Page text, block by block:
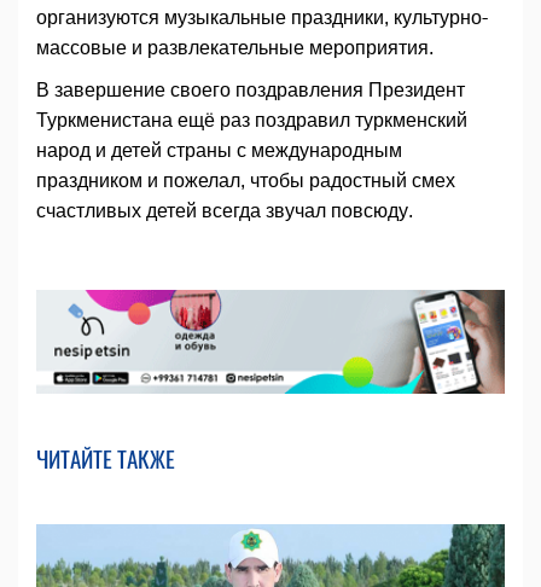
организуются музыкальные праздники, культурно-
массовые и развлекательные мероприятия.
В завершение своего поздравления Президент
Туркменистана ещё раз поздравил туркменский
народ и детей страны с международным
праздником и пожелал, чтобы радостный смех
счастливых детей всегда звучал повсюду.
ЧИТАЙТЕ ТАКЖЕ